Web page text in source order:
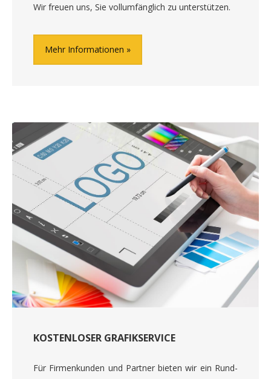
Wir freuen uns, Sie vollumfänglich zu unterstützen.
Mehr Informationen
KOSTENLOSER GRAFIKSERVICE
Für Firmenkunden und Partner bieten wir ein Rund-